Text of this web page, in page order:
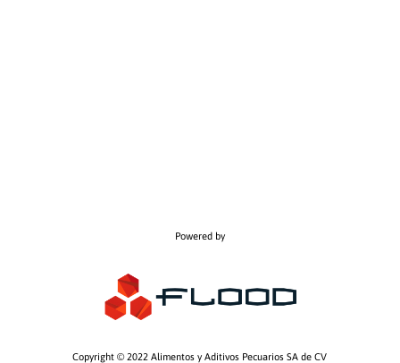
Powered by
Copyright © 2022Alimentos y Aditivos Pecuarios SA de CV